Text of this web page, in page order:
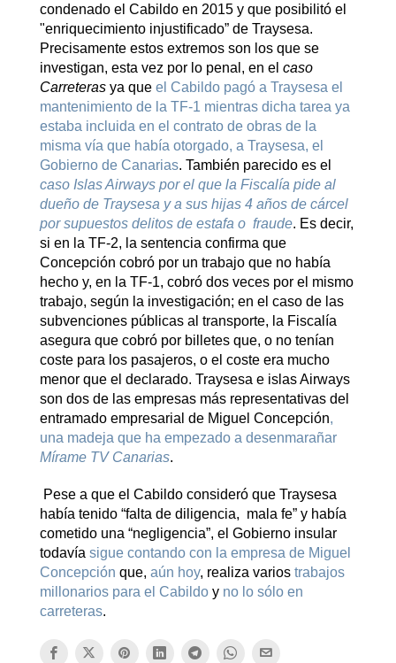
condenado el Cabildo en 2015 y que posibilitó el
"enriquecimiento injustificado” de Traysesa.
Precisamente estos extremos son los que se
investigan, esta vez por lo penal, en el caso
Carreterasya que el Cabildo pagó a Traysesa el
mantenimiento de la TF-1 mientras dicha tarea ya
estaba incluida en el contrato de obras de la
misma vía que había otorgado, a Traysesa, el
Gobierno de Canarias. También parecido es el
caso Islas Airways por el que la Fiscalía pide al
dueño de Traysesa y a sus hijas 4 años de cárcel
por supuestos delitos de estafa o fraude. Es decir,
si en la TF-2, la sentencia confirma que
Concepción cobró por un trabajo que no había
hecho y, en la TF-1, cobró dos veces por el mismo
trabajo, según la investigación; en el caso de las
subvenciones públicas al transporte, la Fiscalía
asegura que cobró por billetes que, o no tenían
coste para los pasajeros, o el coste era mucho
menor que el declarado. Traysesa e islas Airways
son dos de las empresas más representativas del
entramado empresarial de Miguel Concepción,
una madeja que ha empezado a desenmarañar
Mírame TV Canarias.
Pese a que el Cabildo consideró que Traysesa
había tenido “falta de diligencia, mala fe” y había
cometido una “negligencia”, el Gobierno insular
todavía sigue contando con la empresa de Miguel
Concepción que, aún hoy, realiza varios trabajos
millonarios para el Cabildoy no lo sólo en
carreteras.